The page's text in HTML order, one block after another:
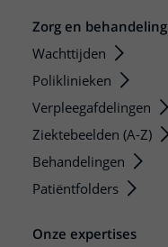
Zorg en behandeling
Wachttijden
Poliklinieken
Verpleegafdelingen
Ziektebeelden (A-Z)
Behandelingen
Patiëntfolders
Onze expertises